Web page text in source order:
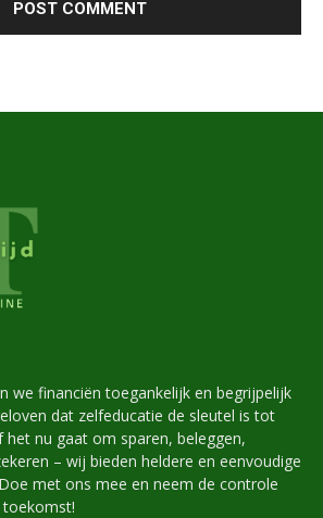
we financiën toegankelijk en begrijpelijk
dat zelfeducatie de sleutel is tot
het nu gaat om sparen, beleggen,
– wij bieden heldere en eenvoudige
met ons mee en neem de controle